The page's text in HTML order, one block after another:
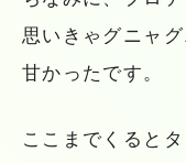
思いきゃグニャ
甘かったです。
ここまでくると